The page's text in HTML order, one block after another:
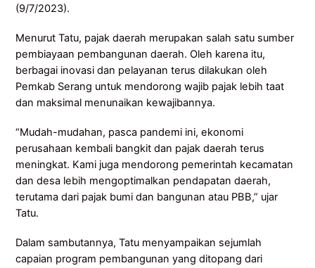
(9/7/2023).
Menurut Tatu, pajak daerah merupakan salah satu sumber
pembiayaan pembangunan daerah. Oleh karena itu,
berbagai inovasi dan pelayanan terus dilakukan oleh
Pemkab Serang untuk mendorong wajib pajak lebih taat
dan maksimal menunaikan kewajibannya.
“Mudah-mudahan, pasca pandemi ini, ekonomi
perusahaan kembali bangkit dan pajak daerah terus
meningkat. Kami juga mendorong pemerintah kecamatan
dan desa lebih mengoptimalkan pendapatan daerah,
terutama dari pajak bumi dan bangunan atau PBB,” ujar
Tatu.
Dalam sambutannya, Tatu menyampaikan sejumlah
capaian program pembangunan yang ditopang dari